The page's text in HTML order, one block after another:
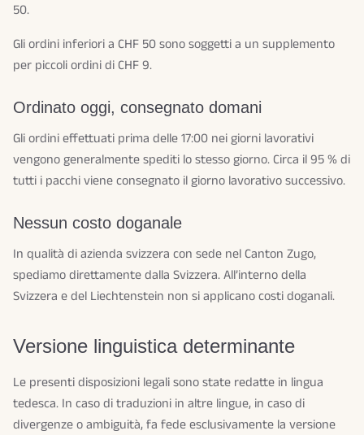
50.
Gli ordini inferiori a CHF 50 sono soggetti a un supplemento
per piccoli ordini di CHF 9.
Ordinato oggi, consegnato domani
Gli ordini effettuati prima delle 17:00 nei giorni lavorativi
vengono generalmente spediti lo stesso giorno. Circa il 95 % di
tutti i pacchi viene consegnato il giorno lavorativo successivo.
Nessun costo doganale
In qualità di azienda svizzera con sede nel Canton Zugo,
spediamo direttamente dalla Svizzera. All’interno della
Svizzera e del Liechtenstein non si applicano costi doganali.
Versione linguistica determinante
Le presenti disposizioni legali sono state redatte in lingua
tedesca. In caso di traduzioni in altre lingue, in caso di
divergenze o ambiguità, fa fede esclusivamente la versione